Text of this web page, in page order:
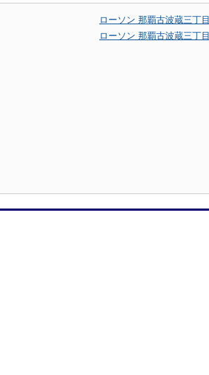
ローソン 那覇古波蔵三丁
ローソン 那覇古波蔵三丁